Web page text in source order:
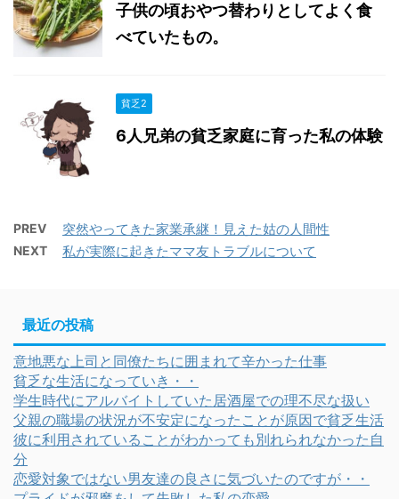
子供の頃おやつ替わりとしてよく食
べていたもの。
貧乏2
6人兄弟の貧乏家庭に育った私の体験
PREV 突然やってきた家業承継！見えた姑の人間性
NEXT 私が実際に起きたママ友トラブルについて
最近の投稿
意地悪な上司と同僚たちに囲まれて辛かった仕事
貧乏な生活になっていき・・
学生時代にアルバイトしていた居酒屋での理不尽な扱い
父親の職場の状況が不安定になったことが原因で貧乏生活
彼に利用されていることがわかっても別れられなかった自
分
恋愛対象ではない男友達の良さに気づいたのですが・・